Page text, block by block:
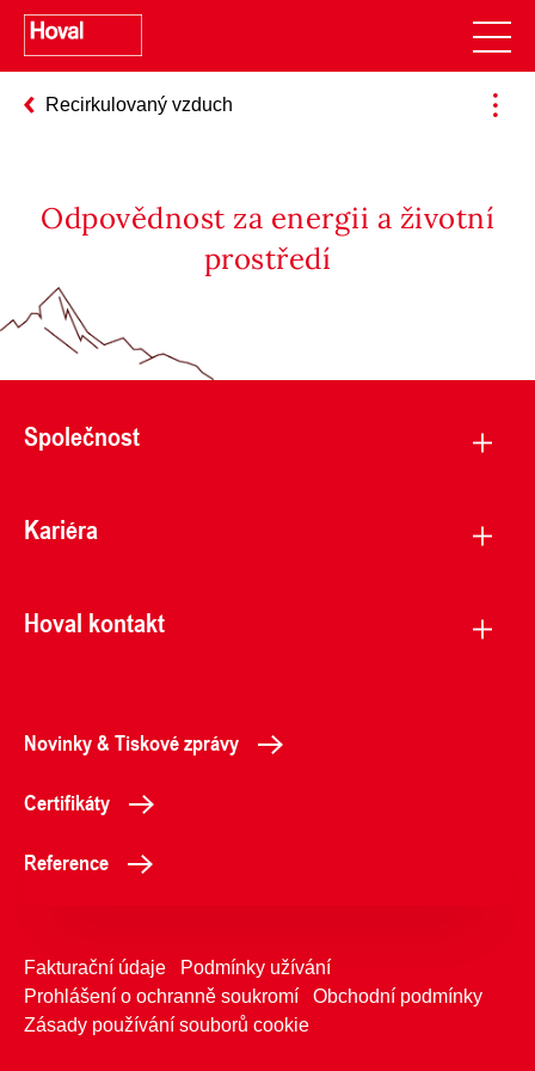
Recirkulovaný vzduch
Odpovědnost za energii a životní
prostředí
Společnost
Kariéra
Hoval kontakt
Novinky & Tiskové zprávy
Certifikáty
Reference
Fakturační údaje
Podmínky užívání
Prohlášení o ochranně soukromí
Obchodní podmínky
Zásady používání souborů cookie